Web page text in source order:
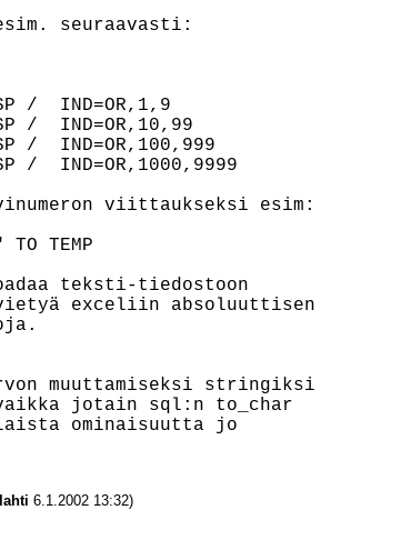
seuraavasti:
/  IND=OR,1,9
/  IND=OR,10,99
/  IND=OR,100,999
/  IND=OR,1000,9999
viittaukseksi esim:
TEMP
teksti-tiedostoon
vietyä exceliin absoluuttisen
muuttamiseksi stringiksi
jotain sql:n to_char
ominaisuutta jo
6.1.2002 13:32)